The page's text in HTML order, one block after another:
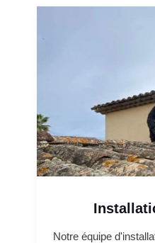
Notre équipe